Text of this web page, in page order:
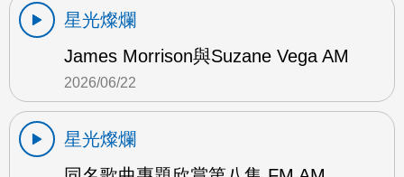
星光燦爛
James Morrison與Suzane Vega AM
2026/06/22
星光燦爛